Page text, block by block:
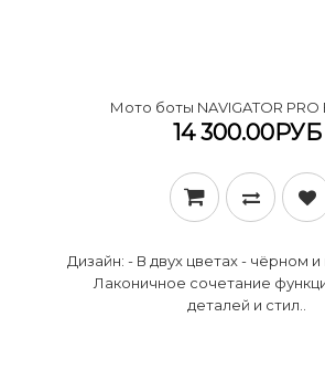
Мото боты NAVIGATOR PRO
14 300.00РУБ
Дизайн: - В двух цветах - чёрном
Лаконичное сочетание
деталей и стил..